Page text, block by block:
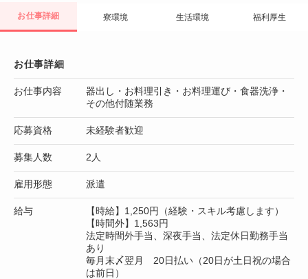
お仕事詳細 寮環境 生活環境 福利厚生
お仕事詳細
お仕事内容
器出し・お料理引き・お料理運び・食器洗浄・
その他付随業務
応募資格 未経験者歓迎
募集人数 2人
雇用形態 派遣
給与
【時給】1,250円（経験・スキル考慮します）
【時間外】1,563円
法定時間外手当、深夜手当、法定休日勤務手当
あり
毎月末〆翌月 20日払い（20日が土日祝の場合
は前日）